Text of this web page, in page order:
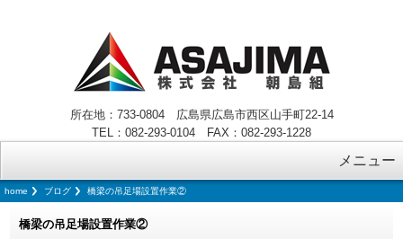
所在地：733-0804 広島県広島市西区山手町22-14
TEL：082-293-0104 FAX：082-293-1228
メニュー
home ブログ 橋梁の吊足場設置作業②
橋梁の吊足場設置作業②